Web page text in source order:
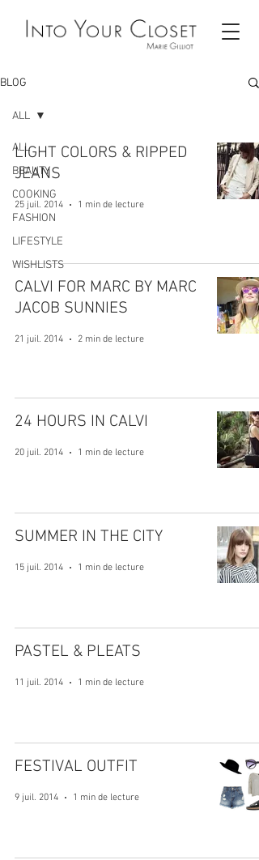
BLOG
ALL
BEAUTY
COOKING
FASHION
LIFESTYLE
WISHLISTS
ALL
LIGHT COLORS & RIPPED
JEANS
25 juil. 2014 1 min de lecture
CALVI FOR MARC BY MARC
JACOB SUNNIES
21 juil. 2014 2 min de lecture
24 HOURS IN CALVI
20 juil. 2014 1 min de lecture
SUMMER IN THE CITY
15 juil. 2014 1 min de lecture
PASTEL & PLEATS
11 juil. 2014 1 min de lecture
FESTIVAL OUTFIT
9 juil. 2014 1 min de lecture